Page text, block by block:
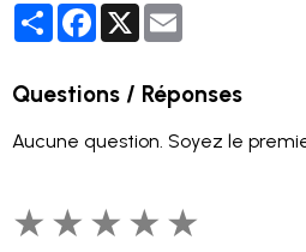
PartagerFacebook
X
Questions / Réponses
Aucune question. Soyez le
★ ★ ★ ★ ★